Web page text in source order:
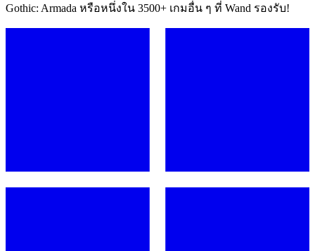
Gothic: Armada หรือหนึ่งใน 3500+ เกมอื่น ๆ ที่ Wand รองรับ!